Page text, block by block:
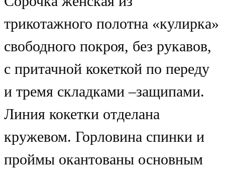
трикотажного полотна «кулирка»
свободного покроя, без рукавов,
с притачной кокеткой по переду
и тремя складками –защипами.
Линия кокетки отделана
кружевом. Горловина спинки и
проймы окантованы основным